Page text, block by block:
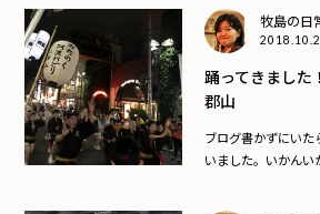
牧島の日
踊ってきまし
郡山
ブログ書かずにいた
いました。いかん